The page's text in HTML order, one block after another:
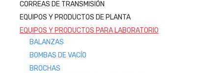
para el sector automotriz e
industrial
Productos
CORREAS DE TRANSMISIÓN
EQUIPOS Y PRODUCTOS DE PLANTA
EQUIPOS Y PRODUCTOS PARA LABORATORIO
BALANZAS
BOMBAS DE VACÍO
BROCHAS